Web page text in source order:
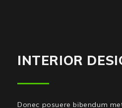
INTERIOR
Donec posuere bibendum